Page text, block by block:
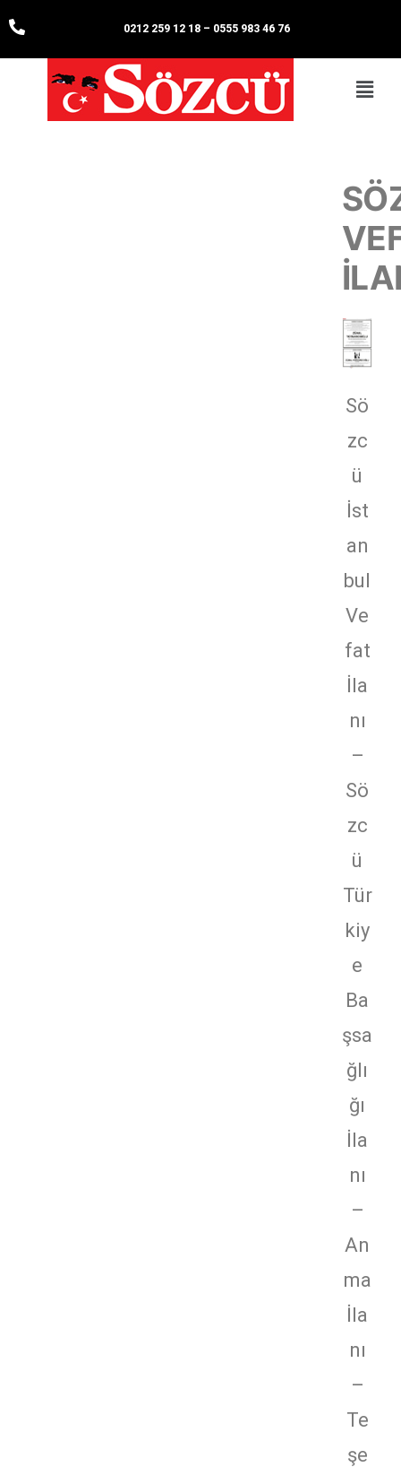
0212 259 12 18– 0555 983 46 76
Sö
zc
ü
İst
an
bul
Ve
fat
İla
nı
–
Sö
zc
ü
Tür
kiy
e
Ba
şsa
ğlı
ğı
İla
nı
–
An
ma
İla
nı
–
Te
şe